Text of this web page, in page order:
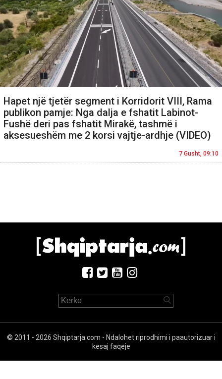
Hapet një tjetër segment i Korridorit VIII, Rama
publikon pamje: Nga dalja e fshatit Labinot-
Fushë deri pas fshatit Mirakë, tashmë i
aksesueshëm me 2 korsi vajtje-ardhje (VIDEO)
7 Gusht, 09:10
© 2011 - 2026 Shqiptarja.com - Ndalohet riprodhimi i paautorizuar i
kesaj faqeje